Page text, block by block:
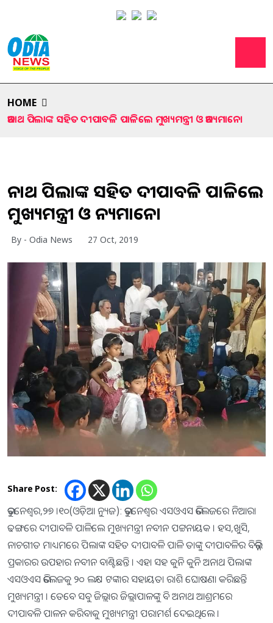
HOME
ଅନାଥ ପିଲାଙ୍କ ସହିତ ଦୀପାବଳି ପାଳିଲେ ମୁଖ୍ୟମନ୍ତ୍ରୀ ଓ ଅନ୍ୟମାନେ।
ଅନାଥ ପିଲାଙ୍କ ସହିତ ଦୀପାବଳି ପାଳିଲେ
ମୁଖ୍ୟମନ୍ତ୍ରୀ ଓ ଅନ୍ୟମାନେ।
By - Odia News 27 Oct, 2019
Share Post:
ଭୁବନେଶ୍ୱର,୨୭ ।୧୦(ଓଡ଼ିଆ ନ୍ୟୁଜ): ଭୁବନେଶ୍ୱର ଏସଓଏସ ଭିଲେଜରେ ନିଆରା
ଢଙ୍ଗରେ ଦୀପାବଳି ପାଳିଲେ ମୁଖ୍ୟମନ୍ତ୍ରୀ ନବୀନ ପଟ୍ଟନାୟକ । ହସ,ଖୁସି,
ନାଚଗୀତ ମାଧ୍ୟମରେ ପିଲାଙ୍କ ସହିତ ଦୀପାବଳି ପାଳି ତାଙ୍କୁ ଦୀପାବଳିର ବିଭିନ୍ନ
ପ୍ରକାରର ଉପହାର ନବୀନ ବାଣ୍ଟିଛନ୍ତି । ଏହା ସହ କୁନି କୁନି ଅନାଥ ପିଲାଙ୍କ
ଏସଓଏସ ଭିଲେଜକୁ ୨୦ ଲକ୍ଷ ଟଙ୍କାର ସହାୟତା ରାଶି ଘୋଷଣା କରିଛନ୍ତି
ମୁଖ୍ୟମନ୍ତ୍ରୀ । ତେବେ ସବୁ ଜିଲ୍ଲାର ଜିଲ୍ଲାପାଳଙ୍କୁ ବି ଅନାଥ ଆଶ୍ରମରେ
ଦୀପାବଳି ପାଳନ କରିବାକୁ ମୁଖ୍ୟମନ୍ତ୍ରୀ ପରାମର୍ଶ ଦେଇଥିଲେ ।